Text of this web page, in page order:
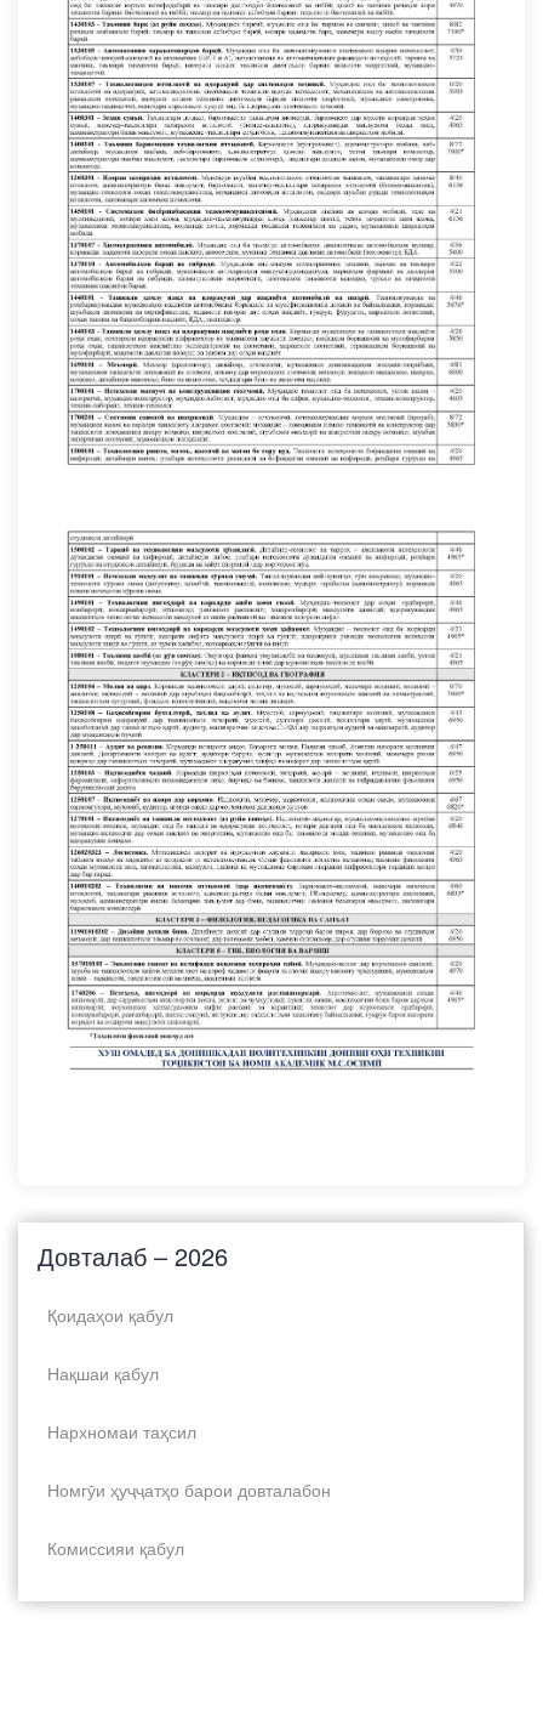
Довталаб – 2026
Қоидаҳои қабул
Нақшаи қабул
Нархномаи таҳсил
Номгӯи ҳуҷҷатҳо барои довталабон
Комиссияи қабул